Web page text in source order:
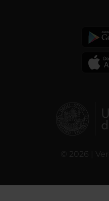
© 2026 |